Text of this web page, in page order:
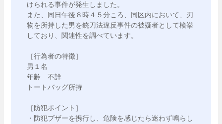
けられる事件が発生しました。
また、同日午後８時４５分ころ、同区内において、刃
物を所持した男を銃刀法違反事件の被疑者として検挙
しており、関連性を調べています。
［行為者の特徴］
男１名
年齢　不詳
トートバッグ所持
［防犯ポイント］
・防犯ブザーを携行し、危険を感じたら迷わず鳴らし